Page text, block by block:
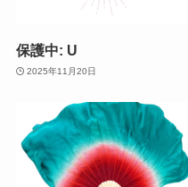
保護中: U
2025年11月20日